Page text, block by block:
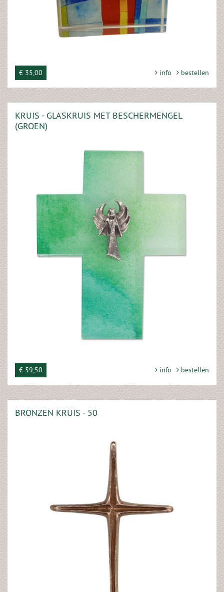
€ 35,00 info bestellen
KRUIS - GLASKRUIS MET BESCHERMENGEL
(GROEN)
€ 59,50 info bestellen
BRONZEN KRUIS - 50